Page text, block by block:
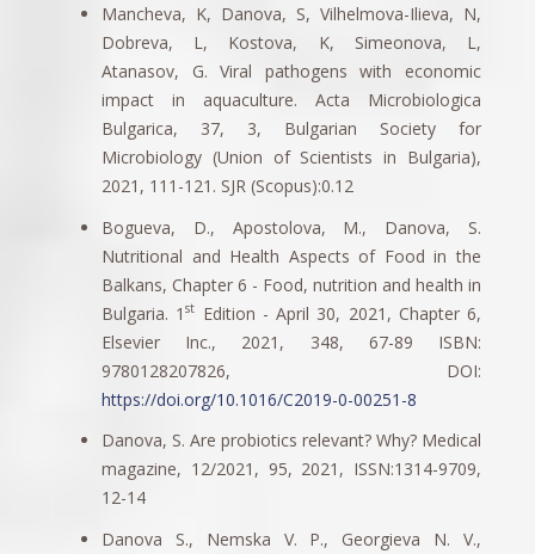
Mancheva, K, Danova, S, Vilhelmova-Ilieva, N,
Dobreva, L, Kostova, K, Simeonova, L,
Atanasov, G. Viral pathogens with economic
impact in aquaculture. Acta Microbiologica
Bulgarica, 37, 3, Bulgarian Society for
Microbiology (Union of Scientists in Bulgaria),
2021, 111-121. SJR (Scopus):0.12
Bogueva, D., Apostolova, M., Danova, S.
Nutritional and Health Aspects of Food in the
Balkans, Chapter 6 - Food, nutrition and health in
Bulgaria. 1st Edition - April 30, 2021, Chapter 6,
Elsevier Inc., 2021, 348, 67-89 ISBN:
9780128207826, DOI:
https://doi.org/10.1016/C2019-0-00251-8
Danova, S. Are probiotics relevant? Why? Medical
magazine, 12/2021, 95, 2021, ISSN:1314-9709,
12-14
Danova S., Nemska V. P., Georgieva N. V.,